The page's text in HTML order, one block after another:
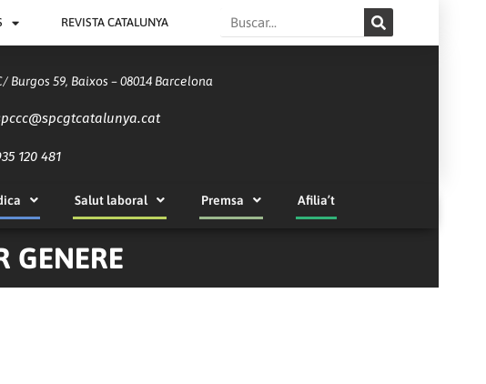
REVISTA CATALUNYA Search
Burgos 59, Baixos – 08014 Barcelona
spcgtcatalunya.cat
120 481
Salut laboral Premsa Afilia’t
GENERE